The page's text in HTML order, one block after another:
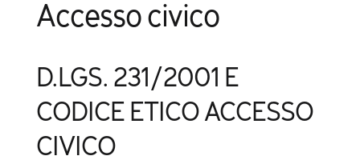
Accesso civico
D.LGS. 231/2001 E
CODICE ETICO ACCESSO
CIVICO